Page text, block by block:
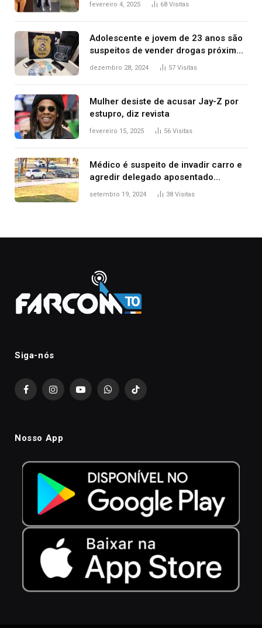
fevereiro 4, 2025 68 Visitas
Adolescente e jovem de 23 anos são
suspeitos de vender drogas próximo
de delegacia e escola, diz polícia
dezembro 28, 2024 57 Visitas
Mulher desiste de acusar Jay-Z por
estupro, diz revista
fevereiro 15, 2025 56 Visitas
Médico é suspeito de invadir carro e
agredir delegado aposentado
durante confusão no trânsito
setembro 19, 2024 38 Visitas
Siga-nós
FacebookInstagramYouTubeWhatsAppTikTok
Nosso App